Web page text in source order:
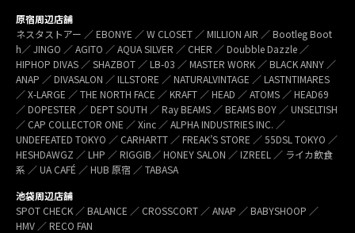
原宿周辺店舗
ネスタストアー ／ EBONYE ／ W CLOSET ／ MILLION AIR ／ Bootleg Boot
h／ JINGO ／ AGITO ／ AQUA SILVER ／ CHER ／ Doubble Dazzle ／
HIPHOP DIVAS ／ SHAZBOT ／ LB-03 ／ MASTER WORK ／ BLACK ANNY ／
ANAP ／ DIVASALON ／ ILLSTORE ／ NATURALVINTAGE ／ LASTNTIMARES
／ X-LARGE ／ THE NORTH FACE ／ KRAFT ／ HEAD ／ ATOMS ／ HEAD69
／ DOPESTER ／ DEPT SOUTH ／ Ray BEAMS ／ BEAMS BOY ／ UNSELTISH
／ CAP COLLECTOR ONE ／ Xinc ／ ALPHA INDUSTRIES INC. ／
UNDEFEATED TOKYO ／ CARHARTT ／ FREAK’S STORE ／ 55DSL TOKYO ／
HESHDAWGZ ／ LHP ／ RIGGIB／ HONEY SALON ／ IZREEL ／ ライカ飲食
系 ／ UA CAFÉ ／ HUB 原宿 ／ TABASA
池袋周辺店舗
SPOT CHECK ／ BALANCE ／ CROSSCORT ／ ANAP ／ BABYSHOOP ／
HMV ／ RECO FAN